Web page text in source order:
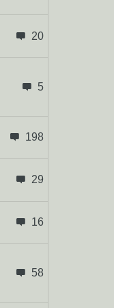
20
5
198
29
16
58